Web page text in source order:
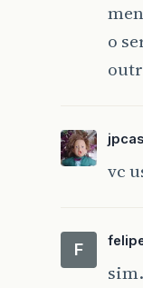
o
vc
F